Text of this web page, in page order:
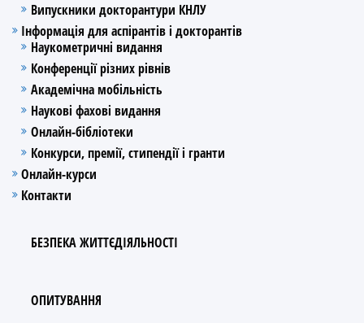
Випускники докторантури КНЛУ
Інформація для аспірантів і докторантів
Наукометричні видання
Конференції різних рівнів
Академічна мобільність
Наукові фахові видання
Онлайн-бібліотеки
Конкурси, премії, стипендії і гранти
Онлайн-курси
Контакти
БЕЗПЕКА ЖИТТЄДІЯЛЬНОСТІ
ОПИТУВАННЯ